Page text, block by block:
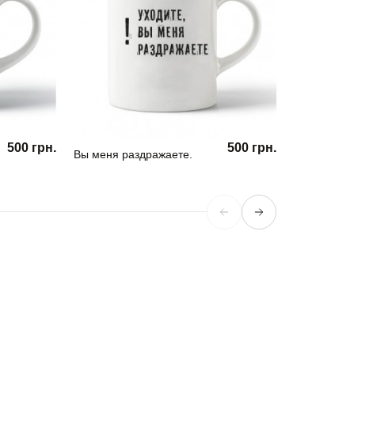
500 грн. Вы меня раздражаете. 500 грн.